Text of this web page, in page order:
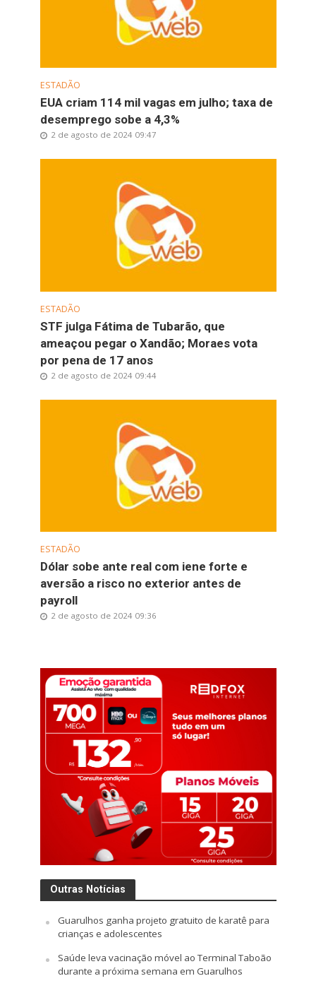
ESTADÃO
EUA criam 114 mil vagas em julho; taxa de
desemprego sobe a 4,3%
2 de agosto de 2024 09:47
ESTADÃO
STF julga Fátima de Tubarão, que
ameaçou pegar o Xandão; Moraes vota
por pena de 17 anos
2 de agosto de 2024 09:44
ESTADÃO
Dólar sobe ante real com iene forte e
aversão a risco no exterior antes de
payroll
2 de agosto de 2024 09:36
Outras Notícias
Guarulhos ganha projeto gratuito de karatê para
crianças e adolescentes
Saúde leva vacinação móvel ao Terminal Taboão
durante a próxima semana em Guarulhos